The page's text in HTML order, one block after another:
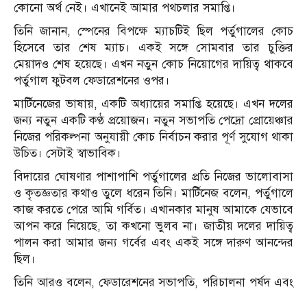
কোনো অর্থ নেই। এখানেই আমার পথচলার সমাপ্তি।
তিনি জানান, স্পেনের বিপক্ষে ম্যাচটিই ছিল পর্তুগালের কোচ
হিসেবে তার শেষ ম্যাচ। একই সঙ্গে সোমবার তার চুক্তির
মেয়াদও শেষ হয়েছে। এখন নতুন কোচ নিয়োগের দায়িত্ব থাকবে
পর্তুগাল ফুটবল ফেডারেশনের ওপর।
মার্টিনেজের ভাষায়, একটি অধ্যায়ের সমাপ্তি হয়েছে। এখন দলের
জন্য নতুন একটি কণ্ঠ প্রয়োজন। নতুন সভাপতি পেদ্রো প্রোয়েঞ্চার
নিজের পরিকল্পনা অনুযায়ী কোচ নির্বাচন করার পূর্ণ সুযোগ থাকা
উচিত। সেটাই স্বাভাবিক।
বিদায়ের ঘোষণার পাশাপাশি পর্তুগালের প্রতি নিজের ভালোবাসা
ও কৃতজ্ঞতার কথাও তুলে ধরেন তিনি। মার্টিনেজ বলেন, পর্তুগালে
কাজ করতে পেরে আমি গর্বিত। এখানকার মানুষ আমাকে যেভাবে
আপন করে নিয়েছে, তা কখনো ভুলব না। জাতীয় দলের দায়িত্ব
পালন করা আমার জন্য গর্বের এবং একই সঙ্গে দারুণ আনন্দের
ছিল।
তিনি আরও বলেন, ফেডারেশনের সভাপতি, পরিচালনা পর্ষদ এবং